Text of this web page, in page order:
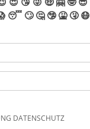
😴 🙄 🤔 🤥 🤮 🤧 😷
DATENSCHUTZ